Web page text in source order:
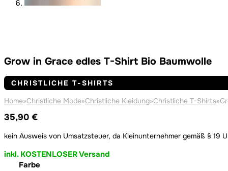
Grow in Grace edles T-Shirt Bio Baumwolle
CHRISTLICHE T-SHIRTS
Home»Christliche Mode»Christliche Kleidung»Christliche T-Shirts»
35,90 €
kein Ausweis von Umsatzsteuer, da Kleinunternehmer gemäß § 19
inkl. KOSTENLOSER Versand
Farbe